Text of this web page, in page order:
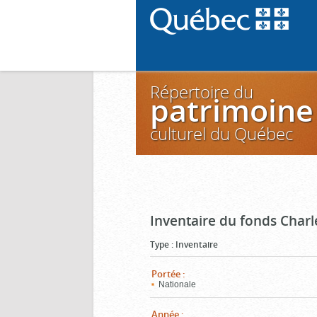
Répertoire du
patrimoine
culturel du Québec
Inventaire du fonds
Type : Inventaire
Portée :
Nationale